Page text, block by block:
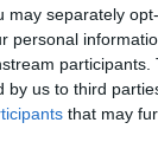
may separately
personal
by us to third
that may